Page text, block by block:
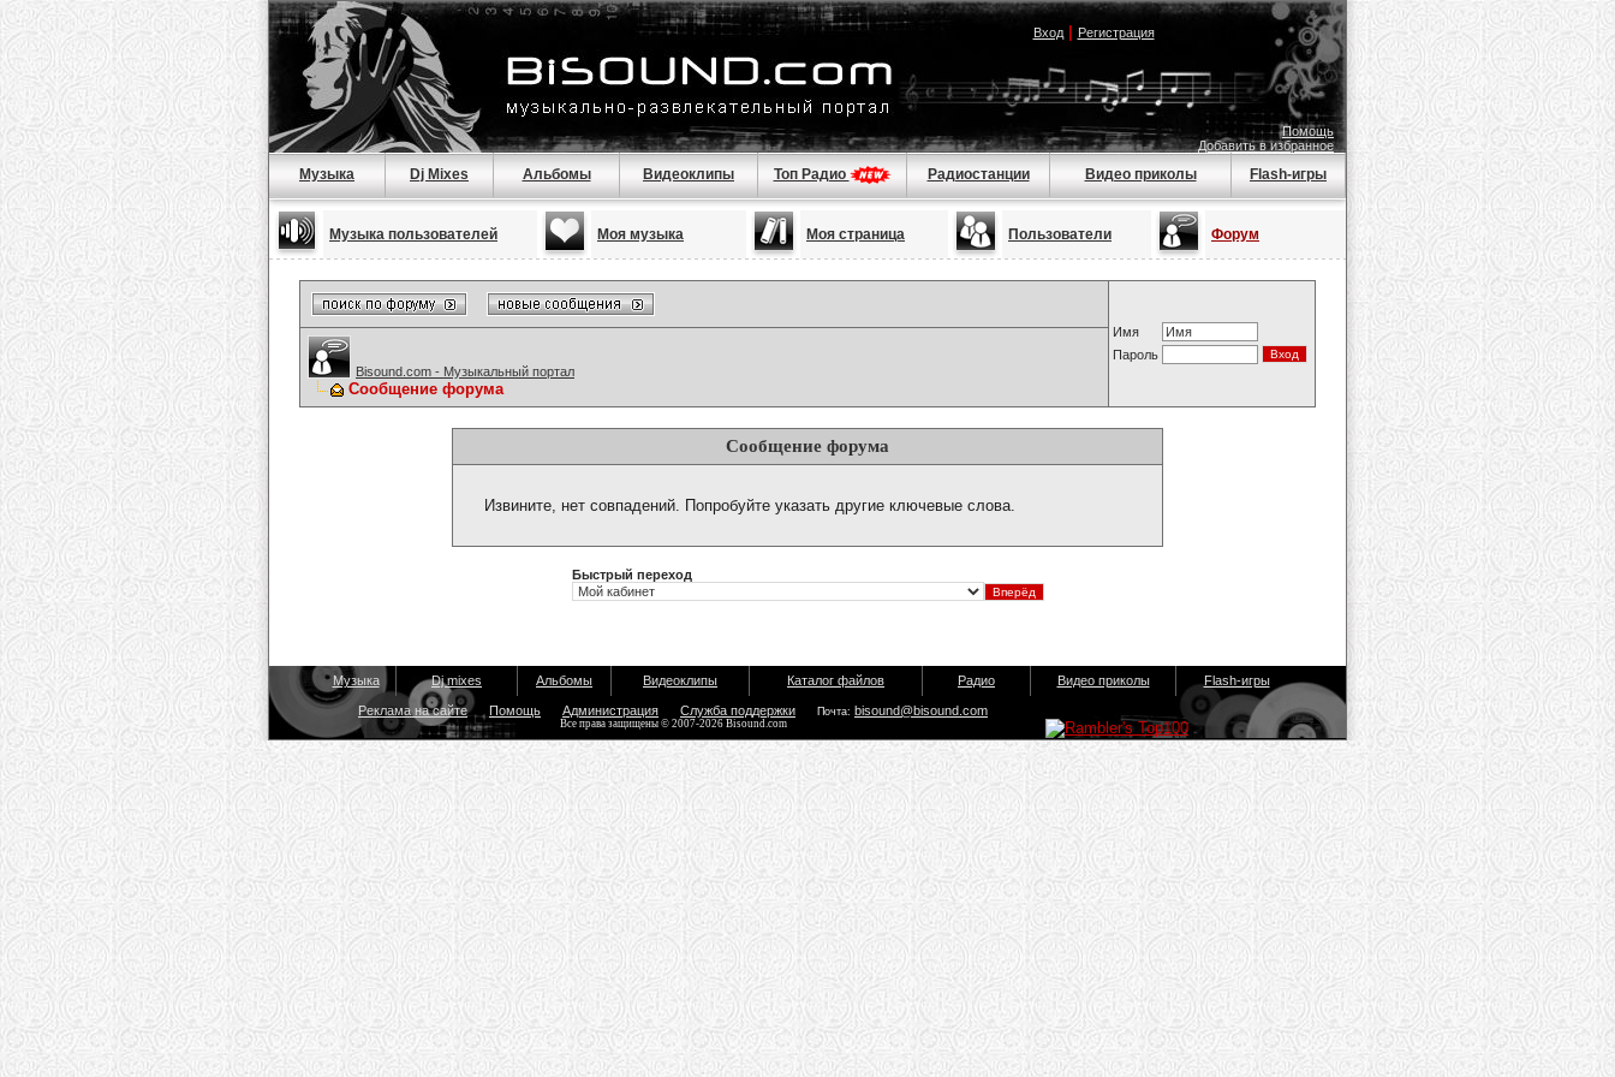
Вход| Регистрация
Помощь
Добавить в избранное
Музыка Dj Mixes Альбомы Видеоклипы Топ Радио Радиостанции Видео приколы Flash-игры
Музыка пользователей Моя музыка Моя страница Пользователи Форум
Имя
Пароль
Bisound.com - Музыкальный портал
Сообщение форума
Сообщение форума
Извините, нет совпадений. Попробуйте указать другие ключевые слова.
Быстрый переход
Музыка Dj mixes Альбомы Видеоклипы Каталог файлов Радио Видео приколы Flash-игры
Реклама на сайте Помощь Администрация Служба поддержки Почта: bisound@bisound.com
Все права защищены © 2007-2026 Bisound.com